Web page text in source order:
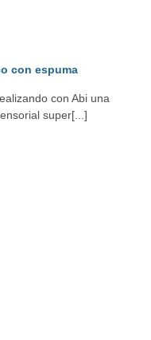
con espuma
con Abi una
super[...]